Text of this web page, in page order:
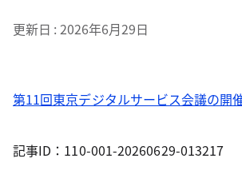
更新日 2026年6月29日
第11回東京デジタルサービス会議の開
記事ID：110-001-20260629-013217